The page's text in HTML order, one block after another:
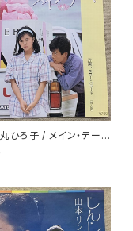
ひろ子 / メイン・テーマ
盤